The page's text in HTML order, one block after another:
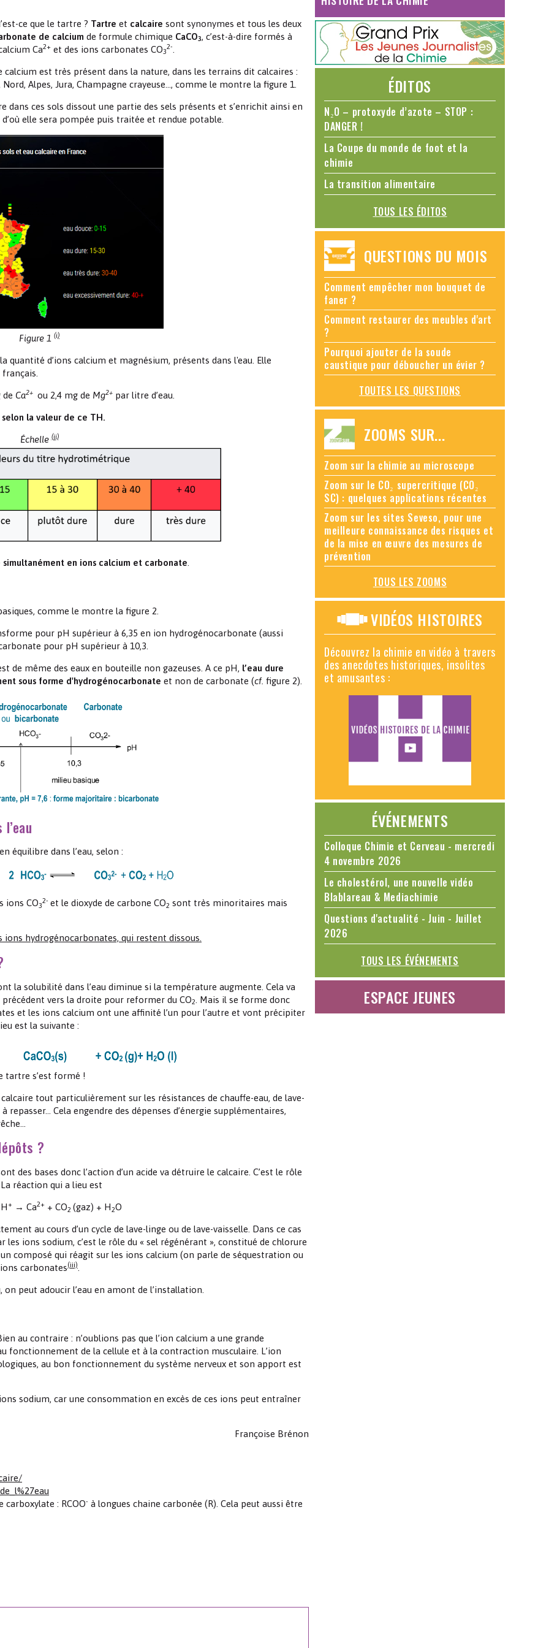
ce que le tartre ? Tartre et calcaire sont synonymes et tous les deux
de calcium de formule chimique CaCO3, c’est-à-dire formés à
Ca2+ et des ions carbonates CO3
2-
calcium est très présent dans la nature, dans les terrains dit calcaires :
Nord, Alpes, Jura, Champagne crayeuse..., comme le montre la figure 1.
dans ces sols dissout une partie des sels présents et s’enrichit ainsi en
elle sera pompée puis traitée et rendue potable.
Figure 1 (i)
quantité d’ions calcium et magnésium, présents dans l'eau. Elle
de Ca2+ ou 2,4 mg de Mg2+par litre d’eau.
la valeur de ce TH.
Échelle(ii)
simultanément en ions calcium et carbonate
comme le montre la figure 2.
pour pH supérieur à 6,35 en ion hydrogénocarbonate (aussi
pour pH supérieur à 10,3.
de même des eaux en bouteille non gazeuses. A ce pH, l’eau dure
sous forme d'hydrogénocarbonate et non de carbonate (cf. figure 2).
équilibre dans l’eau, selon :
ions CO3
2- et le dioxyde de carbone CO2 sont très minoritaires mais
ions hydrogénocarbonates, qui restent dissous.
la solubilité dans l’eau diminue si la température augmente. Cela va
vers la droite pour reformer du CO2
. Mais il se forme donc
et les ions calcium ont une affinité l’un pour l’autre et vont précipiter
est la suivante :
tartre s’est formé !
tout particulièrement sur les résistances de chauffe-eau, de lave-
repasser… Cela engendre des dépenses d’énergie supplémentaires,
?
des bases donc l’action d’un acide va détruire le calcaire. C’est le rôle
réaction qui a lieu est
+ → Ca2+ + CO2 (gaz) + H2O
au cours d’un cycle de lave-linge ou de lave-vaisselle. Dans ce cas
les ions sodium, c’est le rôle du « sel régénérant », constitué de chlorure
composé qui réagit sur les ions calcium (on parle de séquestration ou
carbonates(iii)
peut adoucir l’eau en amont de l’installation.
au contraire : n’oublions pas que l’ion calcium a une grande
fonctionnement de la cellule et à la contraction musculaire. L’ion
au bon fonctionnement du système nerveux et son apport est
sodium, car une consommation en excès de ces ions peut entraîner
Françoise Brénon
: RCOO- à longues chaine carbonée (R). Cela peut aussi être
ÉDITOS
N₂O – protoxyde d’azote – STOP :
DANGER !
La Coupe du monde de foot et la
chimie
La transition alimentaire
TOUS LES ÉDITOS
QUESTIONS DU MOIS
Comment empêcher mon bouquet de
faner ?
Comment restaurer des meubles d'art
?
Pourquoi ajouter de la soude
caustique pour déboucher un évier ?
TOUTES LES QUESTIONS
ZOOMS SUR...
Zoom sur la chimie au microscope
Zoom sur le CO₂ supercritique (CO₂
SC) : quelques applications récentes
Zoom sur les sites Seveso, pour une
meilleure connaissance des risques et
de la mise en œuvre des mesures de
prévention
TOUS LES ZOOMS
VIDÉOS HISTOIRES
Découvrez la chimie en vidéo à travers
des anecdotes historiques, insolites
et amusantes :
ÉVÉNEMENTS
Colloque Chimie et Cerveau - mercredi
4 novembre 2026
Le cholestérol, une nouvelle vidéo
Blablareau & Mediachimie
Questions d'actualité - Juin - Juillet
2026
TOUS LES ÉVÉNEMENTS
ESPACE JEUNES
Réactions en un clin d’oeil
Fiches métiers